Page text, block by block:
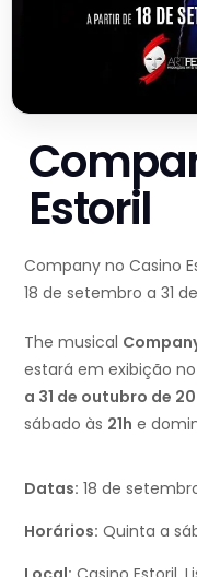
Estoril
Company no Casino
18 de setembro a 31
The musical
estará em exibição no
a 31 de outubro de
sábado às 21h e
Datas: 18 de
Horários: Quinta a